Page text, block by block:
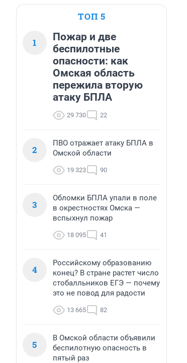
ТОП 5
1
Пожар и две
беспилотные
опасности: как
Омская область
пережила вторую
атаку БПЛА
29 730 22
2
ПВО отражает атаку БПЛА в
Омской области
19 323 90
3
Обломки БПЛА упали в поле
в окрестностях Омска —
вспыхнул пожар
18 095 41
4
Российскому образованию
конец? В стране растет число
стобалльников ЕГЭ — почему
это не повод для радости
13 665 82
5
В Омской области объявили
беспилотную опасность в
пятый раз